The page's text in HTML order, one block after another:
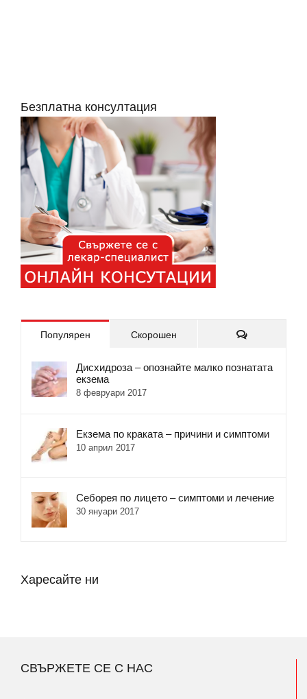
Безплатна консултация
Популярен Скорошен Коментари
Дисхидроза – опознайте малко познатата
екзема
8 февруари 2017
Екзема по краката – причини и симптоми
10 април 2017
Себорея по лицето – симптоми и лечение
30 януари 2017
Харесайте ни
СВЪРЖЕТЕ СЕ С НАС